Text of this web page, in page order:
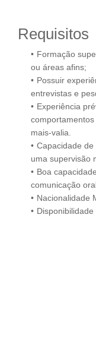
Requisitos
Formação
ou áreas afins;
Possuir
entrevistas e
Experiência
mais-valia.
Capacidade
uma supervisão
Boa
comunicação
Nacionalidade
Disponibilidade